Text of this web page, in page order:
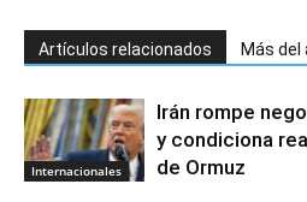
Artículos relacionados Más del
Internacionales
Irán rompe
y condiciona
de Ormuz